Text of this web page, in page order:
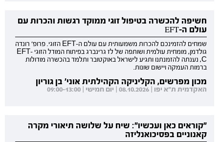
חשיפה להכשרה בטיפול זוגי ממוקד רגשות והכרות עם
עולם ה-EFT
שמחים להזמינכם להכרות משמעותית עם עולם ה-EFT הזוגי. פרופ' רונדה
גולדמן, מומחית עולמית ושותפה של לז גרינברג בפיתוח המודל הזוגי EFT-
C, נענתה להזמנתנו ותגיע לישראל באוקטובר ותלמד בהכשרה מודולות
ברמות העמקה ויישום שונות.
מכון מפרשים, הקליניקה הקהילתית אוני' בן גוריון
האקדמית ת"א יפו | 08.10.2026 | יום חמישי | 09:00-13:00
"קוראים כאן ועכשיו": שיח על שלושה תיאורי מקרה
קאנוניים בפסיכואנליזה